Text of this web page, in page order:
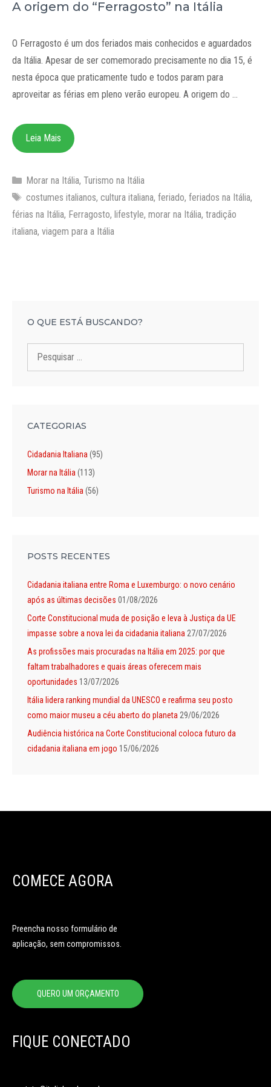
A origem do “Ferragosto” na Itália
O Ferragosto é um dos feriados mais conhecidos e aguardados
da Itália. Apesar de ser comemorado precisamente no dia 15, é
nesta época que praticamente tudo e todos param para
aproveitar as férias em pleno verão europeu. A origem do …
Leia Mais
Categorias
Morar na Itália, Turismo na Itália
Tags
costumes italianos, cultura italiana, feriado, feriados na Itália,
férias na Itália, Ferragosto, lifestyle, morar na Itália, tradição
italiana, viagem para a Itália
O QUE ESTÁ BUSCANDO?
CATEGORIAS
Cidadania Italiana (95)
Morar na Itália (113)
Turismo na Itália (56)
POSTS RECENTES
Cidadania italiana entre Roma e Luxemburgo: o novo cenário
após as últimas decisões 01/08/2026
Corte Constitucional muda de posição e leva à Justiça da UE
impasse sobre a nova lei da cidadania italiana 27/07/2026
As profissões mais procuradas na Itália em 2025: por que
faltam trabalhadores e quais áreas oferecem mais
oportunidades 13/07/2026
Itália lidera ranking mundial da UNESCO e reafirma seu posto
como maior museu a céu aberto do planeta 29/06/2026
Audiência histórica na Corte Constitucional coloca futuro da
cidadania italiana em jogo 15/06/2026
COMECE AGORA
Preencha nosso formulário de
aplicação, sem compromissos.
QUERO UM ORÇAMENTO
FIQUE CONECTADO